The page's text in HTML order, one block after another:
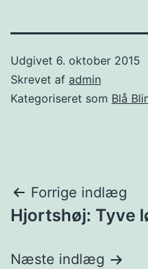
Udgivet 6. oktober 2015
Skrevet af admin
Kategoriseret som Blå
Forrige indlæg
Hjortshøj: Tyve
Næste indlæg